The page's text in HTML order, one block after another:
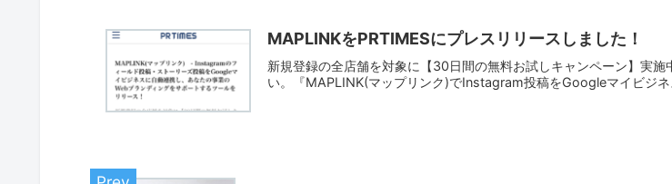
MAPLINKをPRTIMESにプレスリリースしました！
新規登録の全店舗を対象に【30日間の無料お試しキャンペーン】実
い。『MAPLINK(マップリンク)でInstagram投稿をGoogleマイビジネ